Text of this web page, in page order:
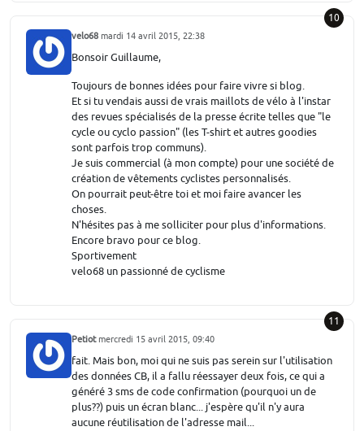
10
velo68 mardi 14 avril 2015, 22:38
Bonsoir Guillaume,
Toujours de bonnes idées pour faire vivre si blog.
Et si tu vendais aussi de vrais maillots de vélo à l'instar
des revues spécialisés de la presse écrite telles que "le
cycle ou cyclo passion" (les T-shirt et autres goodies
sont parfois trop communs).
Je suis commercial (à mon compte) pour une société de
création de vêtements cyclistes personnalisés.
On pourrait peut-être toi et moi faire avancer les
choses.
N'hésites pas à me solliciter pour plus d'informations.
Encore bravo pour ce blog.
Sportivement
velo68 un passionné de cyclisme
11
Petiotmercredi 15 avril 2015, 09:40
fait. Mais bon, moi qui ne suis pas serein sur l'utilisation
des données CB, il a fallu réessayer deux fois, ce qui a
généré 3 sms de code confirmation (pourquoi un de
plus??) puis un écran blanc... j'espère qu'il n'y aura
aucune réutilisation de l'adresse mail...